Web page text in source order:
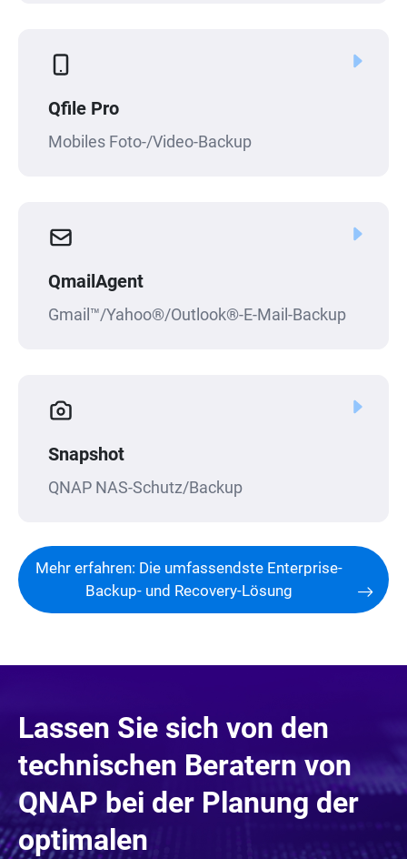
Qfile Pro
Mobiles Foto-/Video-Backup
QmailAgent
Gmail™/Yahoo®/Outlook®-E-Mail-Backup
Snapshot
QNAP NAS-Schutz/Backup
Mehr erfahren: Die umfassendste Enterprise-
Backup- und Recovery-Lösung
Lassen Sie sich von den
technischen Beratern von
QNAP bei der Planung der
optimalen